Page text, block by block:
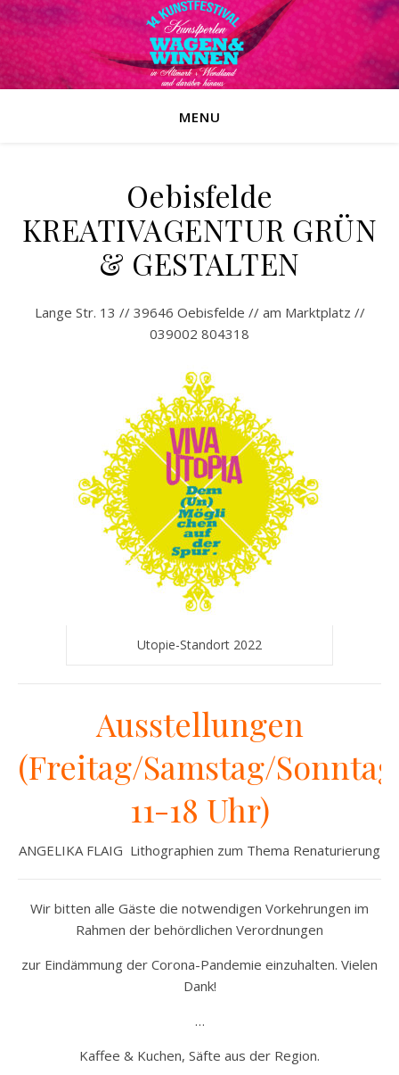
MENU
Oebisfelde
KREATIVAGENTUR GRÜN
& GESTALTEN
Lange Str. 13 // 39646 Oebisfelde // am Marktplatz //
039002 804318
Utopie-Standort 2022
Ausstellungen
(Freitag/Samstag/Sonntag
11-18 Uhr)
ANGELIKA FLAIG Lithographien zum Thema Renaturierung
Wir bitten alle Gäste die notwendigen Vorkehrungen im
Rahmen der behördlichen Verordnungen
zur Eindämmung der Corona-Pandemie einzuhalten. Vielen
Dank!
…
Kaffee & Kuchen, Säfte aus der Region.